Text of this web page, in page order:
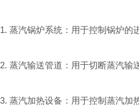
1. 蒸汽锅炉系统：用于控制锅炉的
2. 蒸汽输送管道：用于切断蒸汽输
3. 蒸汽加热设备：用于控制蒸汽加